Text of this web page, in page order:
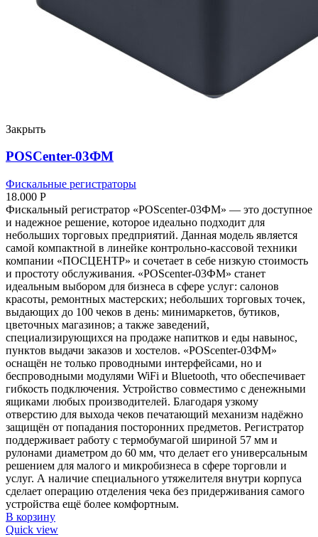
Закрыть
POSCenter-03ФМ
Фискальные регистраторы
18.000 Р
Фискальный регистратор «POScenter-03ФМ» — это доступное
и надежное решение, которое идеально подходит для
небольших торговых предприятий. Данная модель является
самой компактной в линейке контрольно-кассовой техники
компании «ПОСЦЕНТР» и сочетает в себе низкую стоимость
и простоту обслуживания. «POScenter-03ФМ» станет
идеальным выбором для бизнеса в сфере услуг: салонов
красоты, ремонтных мастерских; небольших торговых точек,
выдающих до 100 чеков в день: минимаркетов, бутиков,
цветочных магазинов; а также заведений,
специализирующихся на продаже напитков и еды навынос,
пунктов выдачи заказов и хостелов. «POScenter-03ФМ»
оснащён не только проводными интерфейсами, но и
беспроводными модулями WiFi и Bluetooth, что обеспечивает
гибкость подключения. Устройство совместимо с денежными
ящиками любых производителей. Благодаря узкому
отверстию для выхода чеков печатающий механизм надёжно
защищён от попадания посторонних предметов. Регистратор
поддерживает работу с термобумагой шириной 57 мм и
рулонами диаметром до 60 мм, что делает его универсальным
решением для малого и микробизнеса в сфере торговли и
услуг. А наличие специального утяжелителя внутри корпуса
сделает операцию отделения чека без придерживания самого
устройства ещё более комфортным.
В корзину
Quick view